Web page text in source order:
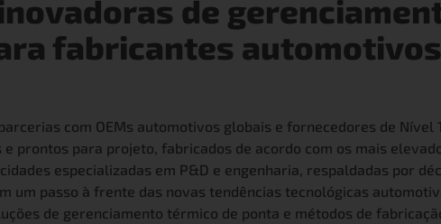
de
fabricantes automotivos
com OEMs automotivos globais e fornecedores de Nível
prontos para projeto, fabricados de acordo com os mais
especializadas em P&D e engenharia, respaldadas por
um passo à frente das novas tendências tecnológicas
de gerenciamento térmico de ponta e métodos de